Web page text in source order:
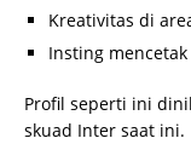
Kreativitas di
Insting
Profil seperti ini
skuad Inter saat ini.